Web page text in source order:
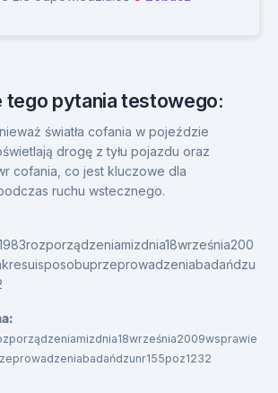
tego pytania testowego:
światła cofania w pojeździe
drogę z tyłu pojazdu oraz
cofania, co jest kluczowe dla
ruchu wstecznego.